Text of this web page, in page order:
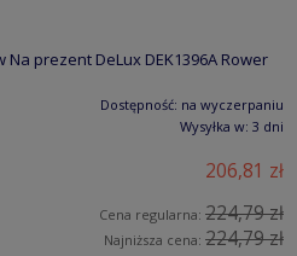
Na prezent DeLux DEK1396A Rower
Dostępność: na wyczerpaniu
Wysyłka w: 3 dni
206,81 zł
Cena regularna: 224,79 zł
Najniższa cena: 224,79 zł